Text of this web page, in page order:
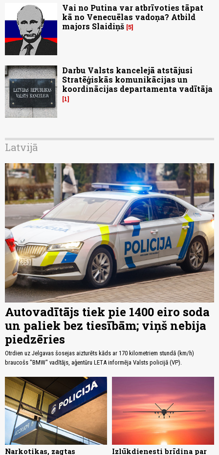
Vai no Putina var atbrīvoties tāpat
kā no Venecuēlas vadoņa? Atbild
majors Slaidiņš 5
Darbu Valsts kancelejā atstājusi
Stratēģiskās komunikācijas un
koordinācijas departamenta vadītāja
1
Latvijā
Autovadītājs tiek pie 1400 eiro soda
un paliek bez tiesībām; viņš nebija
piedzēries
Otrdien uz Jelgavas šosejas aizturēts kāds ar 170 kilometriem stundā (km/h)
braucošs "BMW" vadītājs, aģentūru LETA informēja Valsts policijā (VP).
Narkotikas, zagtas
Izlūkdienesti brīdina par